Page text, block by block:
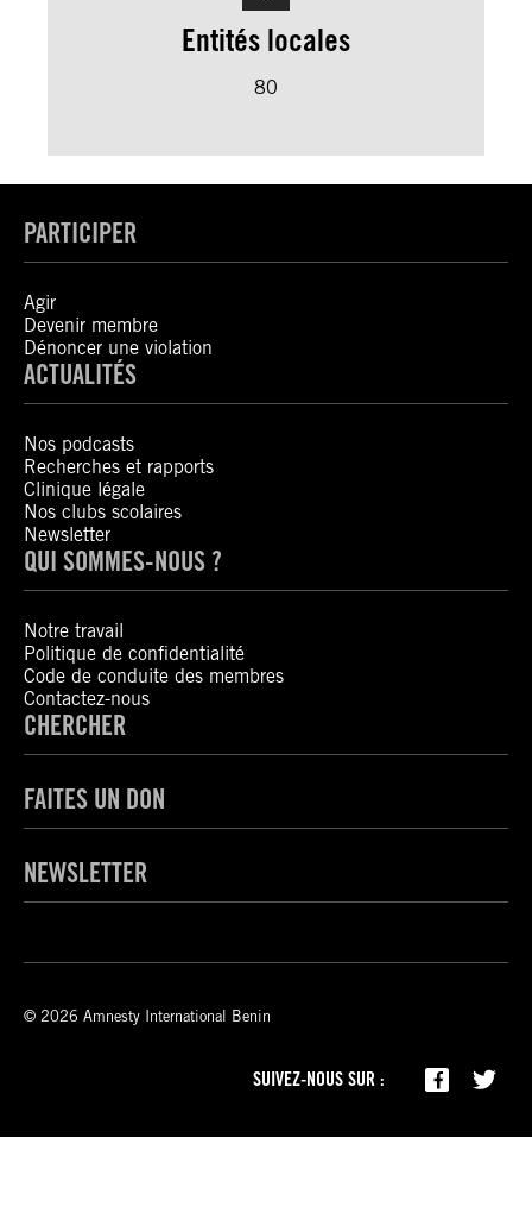
Entités locales
80
PARTICIPER
Agir
Devenir membre
Dénoncer une violation
ACTUALITÉS
Nos podcasts
Recherches et rapports
Clinique légale
Nos clubs scolaires
Newsletter
QUI SOMMES-NOUS ?
Notre travail
Politique de confidentialité
Code de conduite des membres
Contactez-nous
CHERCHER
FAITES UN DON
NEWSLETTER
© 2026 Amnesty International Benin
SUIVEZ-NOUS SUR :